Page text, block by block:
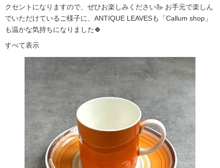
クセントになりますので、ぜひお楽しみください🦢 お手元で楽しん
でいただけているご様子に、ANTIQUE LEAVESも「Callum shop」
も温かな気持ちになりました🍀
すべて表示